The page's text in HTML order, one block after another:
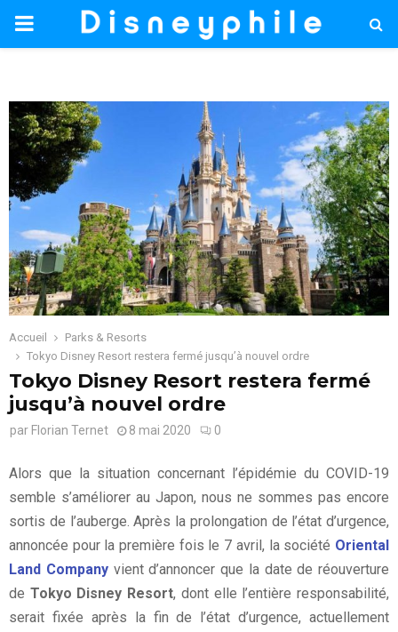
PRIMARY
Accueil
Parks & Resorts
Tokyo Disney Resort restera fermé jusqu’à nouvel ordre
Tokyo Disney Resort restera fermé
jusqu’à nouvel ordre
par Florian Ternet 8 mai 2020 0
Alors que la situation concernant l’épidémie du COVID-19
semble s’améliorer au Japon, nous ne sommes pas encore
sortis de l’auberge. Après la prolongation de l’état d’urgence,
annoncée pour la première fois le 7 avril, la société Oriental
Land Company vient d’annoncer que la date de réouverture
de Tokyo Disney Resort, dont elle l’entière responsabilité,
serait fixée après la fin de l’état d’urgence, actuellement